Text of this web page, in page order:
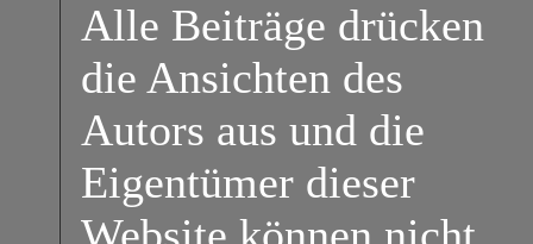
Alle Beiträge drücken
die Ansichten des
Autors aus und die
Eigentümer dieser